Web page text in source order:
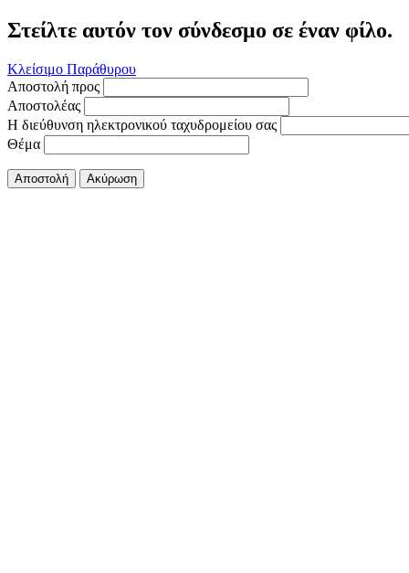
Στείλτε αυτόν τον σύνδεσμο σε έναν φίλο.
Κλείσιμο Παράθυρου
Αποστολή προς
Αποστολέας
Η διεύθυνση ηλεκτρονικού ταχυδρομείου σας
Θέμα
Αποστολή Ακύρωση